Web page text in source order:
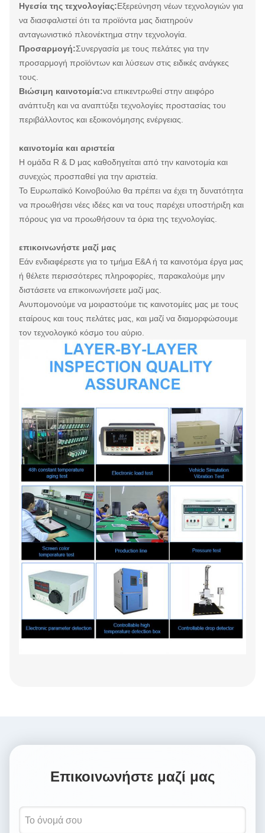
Ηγεσία της τεχνολογίας:Εξερεύνηση νέων τεχνολογιών για
να διασφαλιστεί ότι τα προϊόντα μας διατηρούν
ανταγωνιστικό πλεονέκτημα στην τεχνολογία.
Προσαρμογή:Συνεργασία με τους πελάτες για την
προσαρμογή προϊόντων και λύσεων στις ειδικές ανάγκες
τους.
Βιώσιμη καινοτομία:να επικεντρωθεί στην αειφόρο
ανάπτυξη και να αναπτύξει τεχνολογίες προστασίας του
περιβάλλοντος και εξοικονόμησης ενέργειας.
καινοτομία και αριστεία
Η ομάδα R & D μας καθοδηγείται από την καινοτομία και
συνεχώς προσπαθεί για την αριστεία.
Το Ευρωπαϊκό Κοινοβούλιο θα πρέπει να έχει τη δυνατότητα
να προωθήσει νέες ιδέες και να τους παρέχει υποστήριξη και
πόρους για να προωθήσουν τα όρια της τεχνολογίας.
επικοινωνήστε μαζί μας
Εάν ενδιαφέρεστε για το τμήμα Ε&Α ή τα καινοτόμα έργα μας
ή θέλετε περισσότερες πληροφορίες, παρακαλούμε μην
διστάσετε να επικοινωνήσετε μαζί μας.
Ανυπομονούμε να μοιραστούμε τις καινοτομίες μας με τους
εταίρους και τους πελάτες μας, και μαζί να διαμορφώσουμε
τον τεχνολογικό κόσμο του αύριο.
Επικοινωνήστε μαζί μας